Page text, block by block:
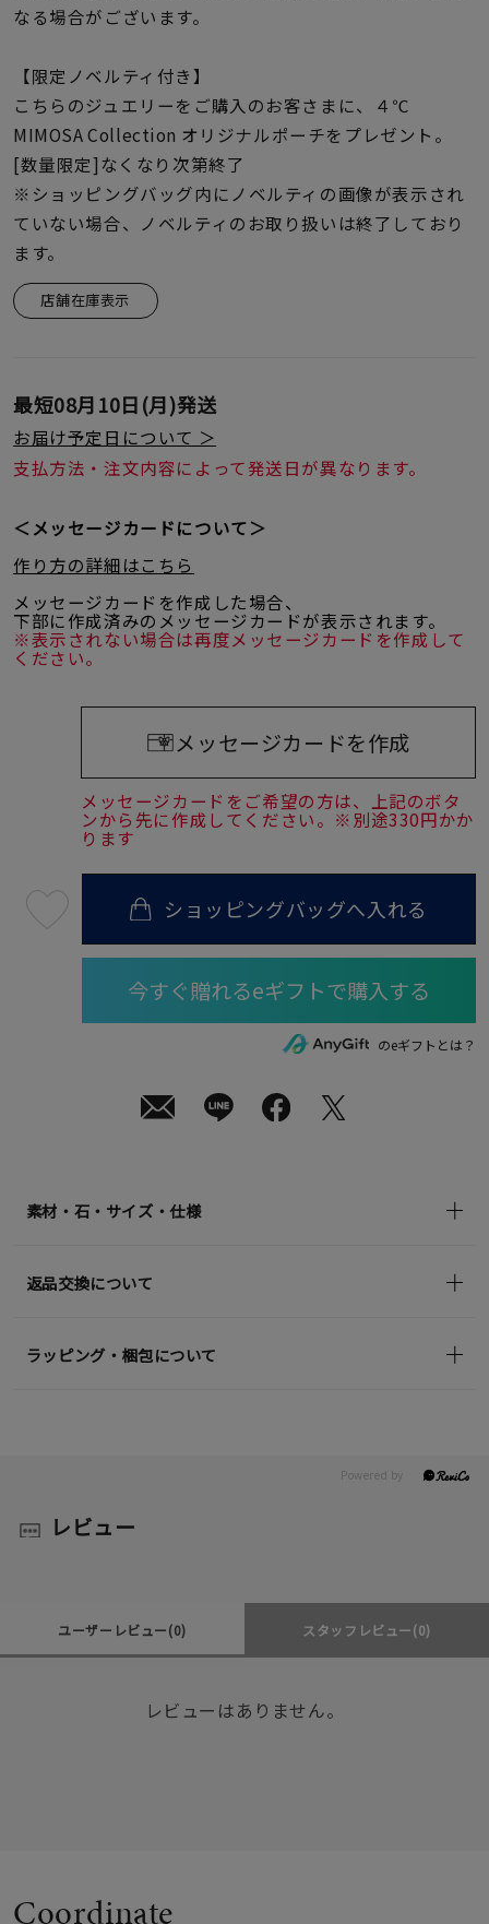
なる場合がございます。
【限定ノベルティ付き】
こちらのジュエリーをご購入のお客さまに、４℃
MIMOSA Collection オリジナルポーチをプレゼント。
[数量限定]なくなり次第終了
※ショッピングバッグ内にノベルティの画像が表示され
ていない場合、ノベルティのお取り扱いは終了しており
ます。
店舗在庫表示
最短08月10日(月)発送
お届け予定日について ＞
支払方法・注文内容によって発送日が異なります。
＜メッセージカードについて＞
作り方の詳細はこちら
メッセージカードを作成した場合、
下部に作成済みのメッセージカードが表示されます。
※表示されない場合は再度メッセージカードを作成して
ください。
メッセージカードを作成
メッセージカードをご希望の方は、上記のボタ
ンから先に作成してください。※別途330円かか
ります
08
月
ショッピングバッグへ入れる
のeギフトとは？
素材・石・サイズ・仕様
返品交換について
ラッピング・梱包について
レビュー
ユーザーレビュー(0) スタッフレビュー(0)
レビューはありません。
Coordinate